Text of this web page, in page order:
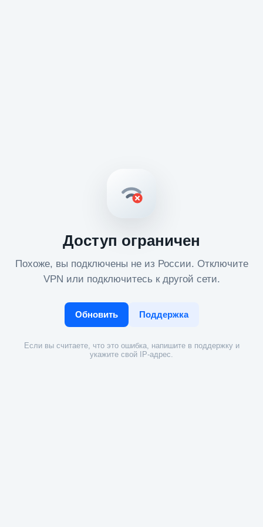
Доступ ограничен
Похоже, вы подключены не из России. Отключите
VPN или подключитесь к другой сети.
Обновить Поддержка
Если вы считаете, что это ошибка, напишите в поддержку и
укажите свой IP-адрес.